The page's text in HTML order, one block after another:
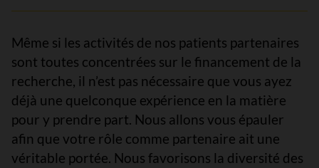
Même si les activités de nos patients partenaires
sont toutes concentrées sur le financement de la
recherche, il n’est pas nécessaire que vous ayez
déjà une quelconque expérience en la matière
pour y prendre part. Nous allons vous épauler
afin que votre rôle comme partenaire ait une
véritable portée. Nous favorisons la diversité des